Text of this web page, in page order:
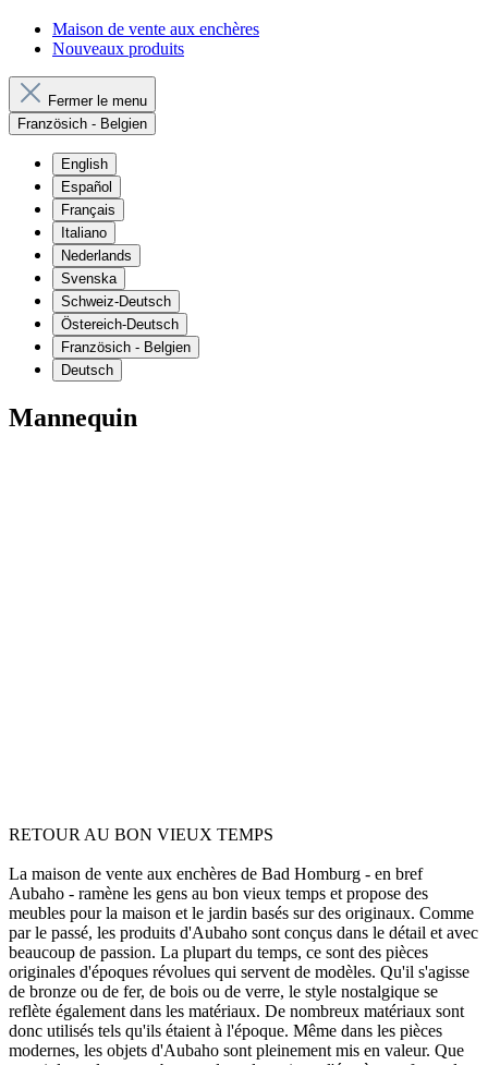
Maison de vente aux enchères
Nouveaux produits
Fermer le menu
Französich - Belgien
English
Español
Français
Italiano
Nederlands
Svenska
Schweiz-Deutsch
Östereich-Deutsch
Französich - Belgien
Deutsch
Mannequin
RETOUR AU BON VIEUX TEMPS
La maison de vente aux enchères de Bad Homburg - en bref
Aubaho - ramène les gens au bon vieux temps et propose des
meubles pour la maison et le jardin basés sur des originaux. Comme
par le passé, les produits d'Aubaho sont conçus dans le détail et avec
beaucoup de passion. La plupart du temps, ce sont des pièces
originales d'époques révolues qui servent de modèles. Qu'il s'agisse
de bronze ou de fer, de bois ou de verre, le style nostalgique se
reflète également dans les matériaux. De nombreux matériaux sont
donc utilisés tels qu'ils étaient à l'époque. Même dans les pièces
modernes, les objets d'Aubaho sont pleinement mis en valeur. Que